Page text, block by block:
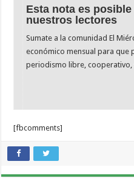
Esta nota es
nuestros lectores
Sumate a la comunidad El
económico mensual para que
periodismo libre, cooperativo,
[fbcomments]